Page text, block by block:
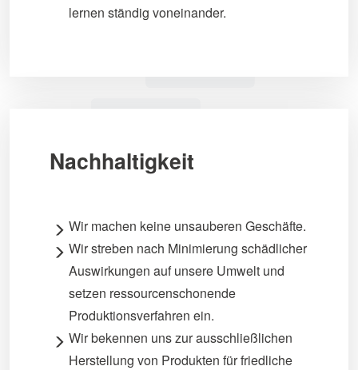
lernen ständig voneinander.
Nachhaltigkeit
Wir machen keine unsauberen Geschäfte.
Wir streben nach Minimierung schädlicher
Auswirkungen auf unsere Umwelt und
setzen ressourcenschonende
Produktionsverfahren ein.
Wir bekennen uns zur ausschließlichen
Herstellung von Produkten für friedliche